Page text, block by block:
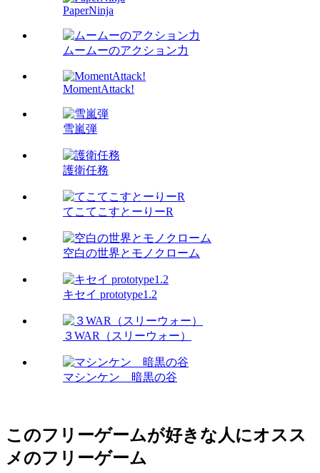
PaperNinja
ムームーのアクション力
MomentAttack!
雪嵐弾
護衛任務
てこてこすとーりーR
空白の世界とモノクローム
キセイ prototype1.2
３WAR（スリーウォー）
マシンケン 暗黒の谷
このフリーゲームが好きな人にオスス
メのフリーゲーム